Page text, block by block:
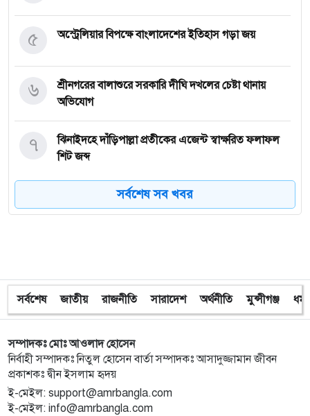
অস্ট্রেলিয়ার বিপক্ষে বাংলাদেশের ইতিহাস গড়া জয়
৫
শ্রীনগরের বালাশুরে সরকারি দীঘি দখলের চেষ্টা থানায়
অভিযোগ
৬
ঝিনাইদহে দাঁড়িপাল্লা প্রতীকের এজেন্ট স্বাক্ষরিত ফলাফল
শিট জব্দ
৭
ত্রয়োদশ জাতীয় নির্বাচন, শান্তিপূর্ণ ও নিরপেক্ষ হোক
অবরুদ্ধ জামায়াত নেতাকে উদ্ধার করলেন এনসিপি নেত্রী ডা.
মিতু
১০
ভোটকেন্দ্রের সামনে বস্তাভর্তি টাকাসহ স্বেচ্ছাসেবকদল নেতা
আটক
১১
গোপালগঞ্জে ডিসির বাসভবনের সামনে ককটেল বিস্ফোরণ
সর্বশেষ সব খবর
সর্বশেষ জাতীয় রাজনীতি সারাদেশ অর্থনীতি মুন্সীগঞ্জ ধর্ম
সম্পাদকঃ মোঃ আওলাদ হোসেন
নির্বাহী সম্পাদকঃ নিতুল হোসেন বার্তা সম্পাদকঃ আসাদুজ্জামান জীবন
প্রকাশকঃ দ্বীন ইসলাম হৃদয়
ই-মেইল: support@amrbangla.com
ই-মেইল: info@amrbangla.com